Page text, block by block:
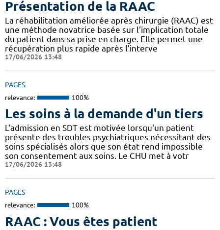
Présentation de la RAAC
La réhabilitation améliorée après chirurgie (RAAC) est
une méthode novatrice basée sur l’implication totale
du patient dans sa prise en charge. Elle permet une
récupération plus rapide après l’interve
17/06/2026 13:48
PAGES
relevance: 100%
Les soins à la demande d'un tiers
L'admission en SDT est motivée lorsqu'un patient
présente des troubles psychiatriques nécessitant des
soins spécialisés alors que son état rend impossible
son consentement aux soins. Le CHU met à votr
17/06/2026 13:48
PAGES
relevance: 100%
RAAC : Vous êtes patient